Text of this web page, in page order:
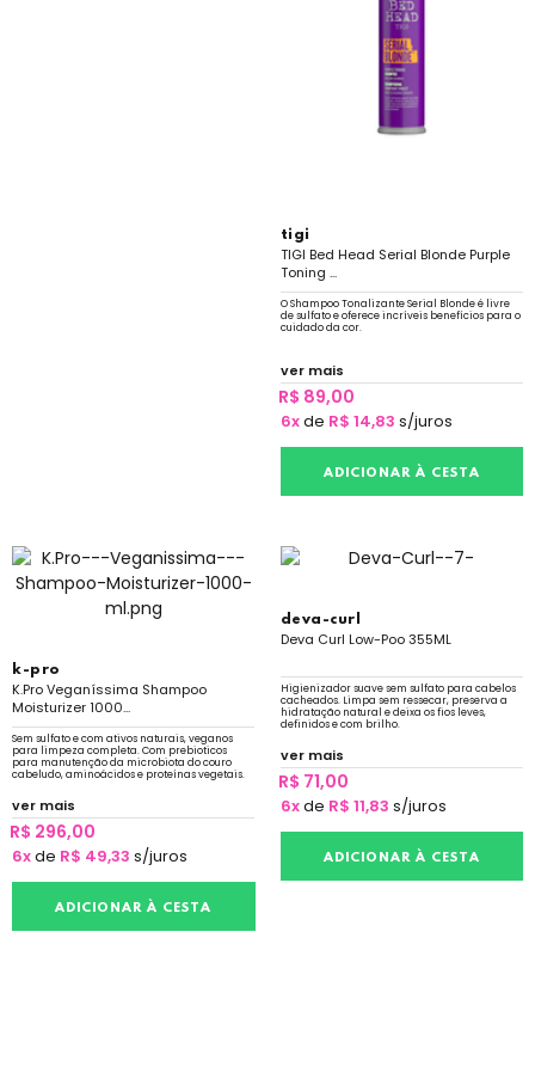
tigi
TIGI Bed Head Serial Blonde Purple
Toning ...
O Shampoo Tonalizante Serial Blonde é livre
de sulfato e oferece incríveis benefícios para o
cuidado da cor.
ver mais
R$ 89,00
6xde R$ 14,83 s/juros
ADICIONAR À CESTA
k-pro
K.Pro Veganíssima Shampoo
Moisturizer 1000...
Sem sulfato e com ativos naturais, veganos
para limpeza completa. Com prebioticos
para manutenção da microbiota do couro
cabeludo, aminoácidos e proteínas vegetais.
ver mais
R$ 296,00
6xde R$ 49,33 s/juros
ADICIONAR À CESTA
deva-curl
Deva Curl Low-Poo 355ML
Higienizador suave sem sulfato para cabelos
cacheados. Limpa sem ressecar, preserva a
hidratação natural e deixa os fios leves,
definidos e com brilho.
ver mais
R$ 71,00
6xde R$ 11,83 s/juros
ADICIONAR À CESTA